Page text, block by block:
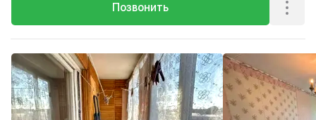
Позвонить